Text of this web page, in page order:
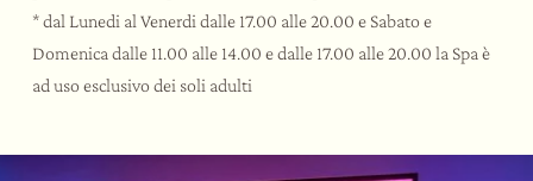
* dal Lunedi al Venerdi dalle 17.00 alle 20.00 e Sabato e
Domenica dalle 11.00 alle 14.00 e dalle 17.00 alle 20.00 la Spa è
ad uso esclusivo dei soli adulti